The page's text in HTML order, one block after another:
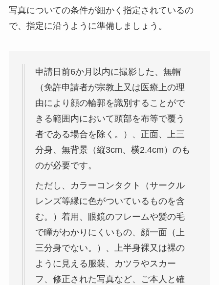
写真についての条件が細かく指定されているの
で、指定に沿うように準備しましょう。
申請日前6か月以内に撮影した、無帽
（免許申請者が宗教上又は医療上の理
由により顔の輪郭を識別することがで
きる範囲内において頭部を布等で覆う
者である場合を除く。）、正面、上三
分身、無背景（縦3cm、横2.4cm）のも
のが必要です。
ただし、カラーコンタクト（サークル
レンズ等縁に色がついているものを含
む。）着用、眼鏡のフレームや髪の毛
で瞳がわかりにくいもの、顔一面（上
三分身でない。）、上半身裸又は裸の
ように見える服装、カツラやスカー
フ、修正された写真など、ご本人と確